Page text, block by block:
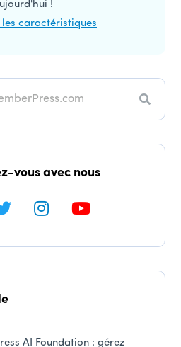
!
les caractéristiques
vous avec nous
AI Foundation : gérez